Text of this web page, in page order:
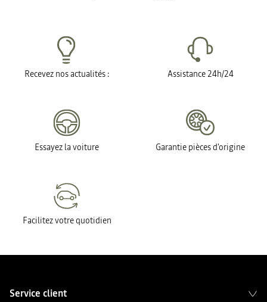
Recevez nos actualités : Assistance 24h/24
Essayez la voiture Garantie pièces d'origine
Facilitez votre quotidien
Service client